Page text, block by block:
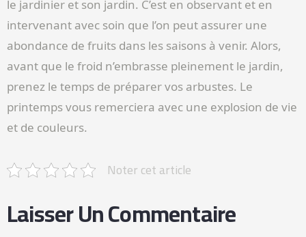
le jardinier et son jardin. C’est en observant et en
intervenant avec soin que l’on peut assurer une
abondance de fruits dans les saisons à venir. Alors,
avant que le froid n’embrasse pleinement le jardin,
prenez le temps de préparer vos arbustes. Le
printemps vous remerciera avec une explosion de vie
et de couleurs.
Noter cet article
Laisser Un Commentaire